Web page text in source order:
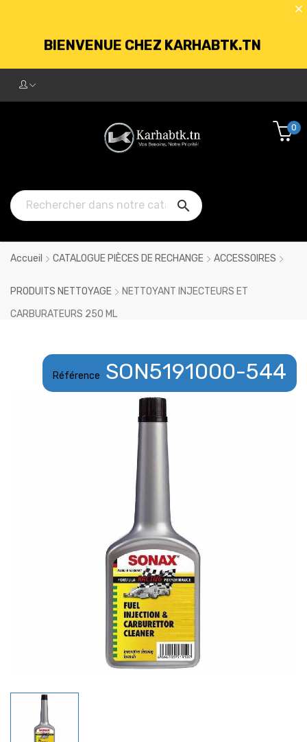
250DT D'ACHATS

0
Accueil CATALOGUE PIÈCES DE RECHANGE ACCESSOIRES
PRODUITS NETTOYAGE
NETTOYANT INJECTEURS ET
CARBURATEURS 250 ML
Référence SON5191000-544